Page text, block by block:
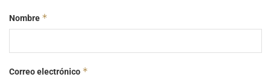
Nombre *
Correo electrónico *